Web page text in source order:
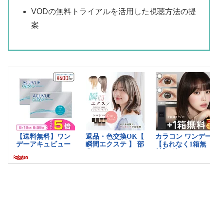
VODの無料トライアルを活用した視聴方法の提
案